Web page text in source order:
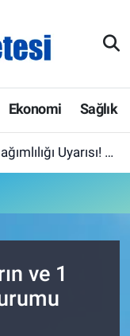
Ekonomi Sağlık
Öğrencilerle Buluştu
ve 1